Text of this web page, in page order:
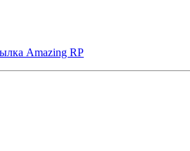
Amazing RP